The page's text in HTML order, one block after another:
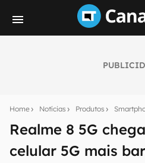
Home Notícias Produtos
Realme 8 5G
celular 5G mais
notícias e reviews sobre
mão.
E-mail